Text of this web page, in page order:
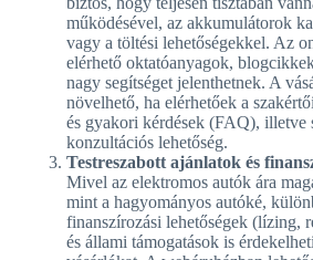
működésével, az akkumulátorok
vagy a töltési lehetőségekkel. Az
elérhető oktatóanyagok,
nagy segítséget jelenthetnek. A
növelhető, ha elérhetőek a
és gyakori kérdések (FAQ), illetve
konzultációs lehetőség.
Testreszabott ajánlatok és
Mivel az elektromos autók ára
mint a hagyományos autóké,
finanszírozási lehetőségek (lízing,
és állami támogatások is